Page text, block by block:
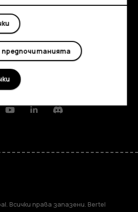
YoutubeLinkedinDiscord
Всички права запазени. Bertel
предпочитанията